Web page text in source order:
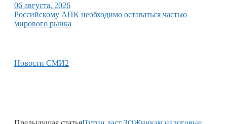
06 августа, 2026
Российскому АПК необходимо оставаться частью
мирового рынка
Новости СМИ2